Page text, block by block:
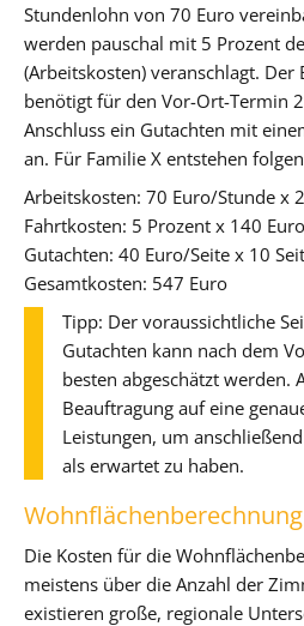
Stundenlohn von 70 Euro
werden pauschal mit 5 Prozent
(Arbeitskosten) veranschlagt. Der
benötigt für den Vor-Ort-Termin
Anschluss ein Gutachten mit
an. Für Familie X entstehen
Arbeitskosten: 70 Euro/Stunde x
Fahrtkosten: 5 Prozent x 140
Gutachten: 40 Euro/Seite x 10
Gesamtkosten: 547 Euro
Tipp: Der voraussichtliche
Gutachten kann nach dem
besten abgeschätzt werden.
Beauftragung auf eine
Leistungen, um
als erwartet zu haben.
Wohnflächenberechnung
Die Kosten für die
meistens über die Anzahl der
existieren große, regionale